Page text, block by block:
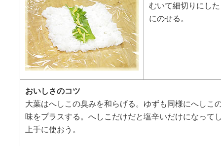
むいて細切りにし
にのせる。
おいしさのコツ
大葉はへしこの臭みを和らげる。ゆずも同様にへしこ
味をプラスする。へしこだけだと塩辛いだけになって
上手に使おう。